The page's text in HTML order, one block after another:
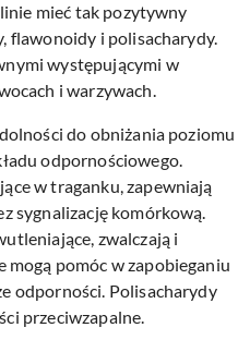
mieć tak pozytywny
flawonoidy i polisacharydy.
występującymi w
i warzywach.
do obniżania poziomu
odpornościowego.
w traganku, zapewniają
sygnalizację komórkową.
zwalczają i
mogą pomóc w zapobieganiu
odporności. Polisacharydy
przeciwzapalne.